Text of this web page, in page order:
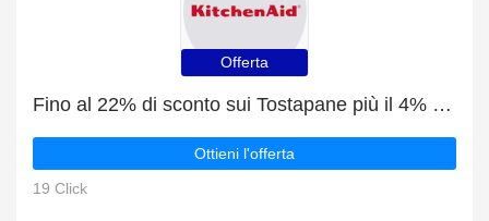
Offerta
Fino al 22% di sconto sui Tostapane più il 4% di sconto sulla vendita finale
Ottieni l'offerta
19 Click